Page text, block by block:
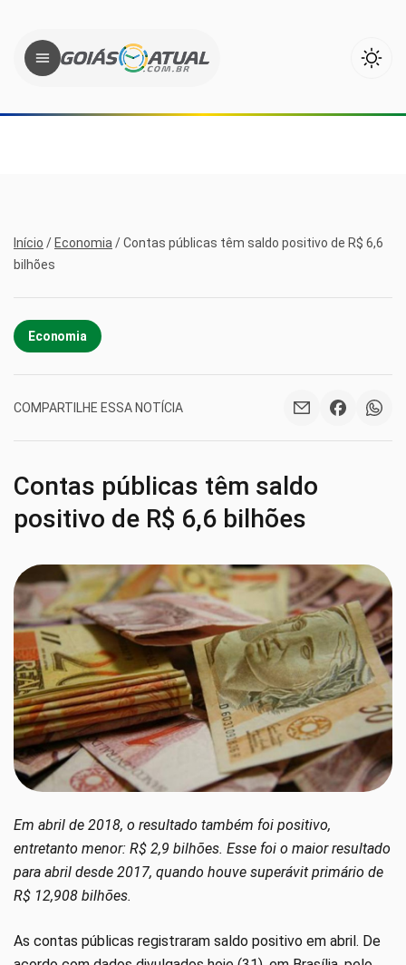
Início / Economia /Contas públicas têm saldo positivo de R$ 6,6
bilhões
Economia
COMPARTILHE ESSA NOTÍCIA
Contas públicas têm saldo
positivo de R$ 6,6 bilhões
Em abril de 2018, o resultado também foi positivo,
entretanto menor: R$ 2,9 bilhões. Esse foi o maior resultado
para abril desde 2017, quando houve superávit primário de
R$ 12,908 bilhões.
As contas públicas registraram saldo positivo em abril. De